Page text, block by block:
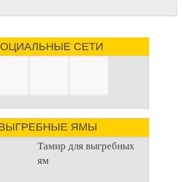
СЕТИ
ЯМЫ
Тамир для выгребных
ям